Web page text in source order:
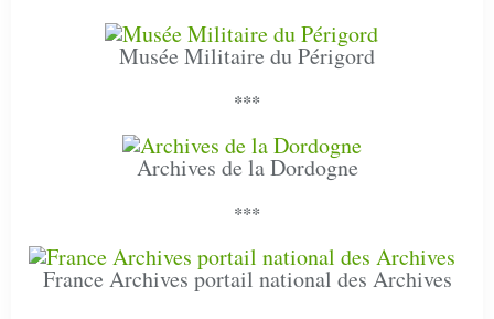
Musée Militaire du Périgord
***
Archives de la Dordogne
***
France Archives portail national des Archives